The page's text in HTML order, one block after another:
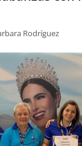
Rodríguez